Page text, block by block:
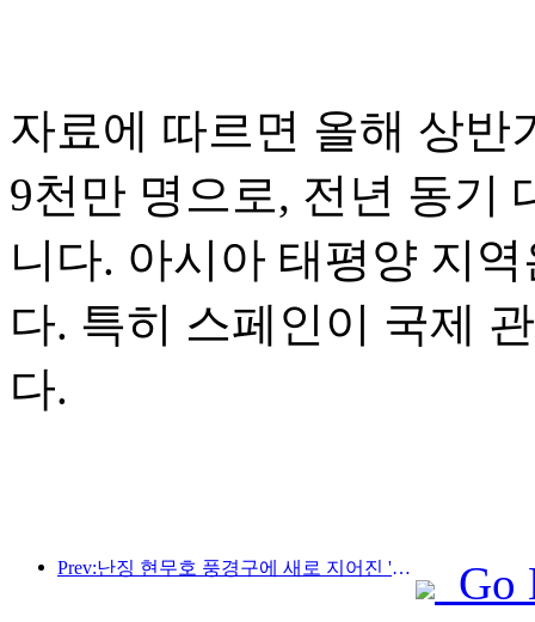
자료에 따르면 올해 상반
9천만 명으로, 전년 동기
니다. 아시아 태평양 지
다. 특히 스페인이 국제
다.
Prev:난징 현무호 풍경구에 새로 지어진 '진링 시관'을 포함한 4개의 문화 공간이 공식적으로 개장했습니다. Go